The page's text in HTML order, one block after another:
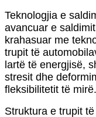
Teknologjia e
avancuar e
krahasuar me
trupit të
lartë të energjisë,
stresit dhe
fleksibilitetit të mirë.
Struktura e trupit